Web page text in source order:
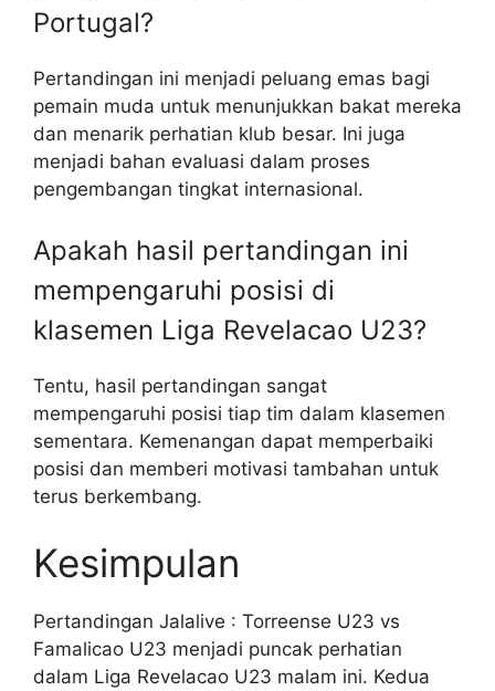
Portugal?
Pertandingan ini menjadi peluang emas bagi
pemain muda untuk menunjukkan bakat mereka
dan menarik perhatian klub besar. Ini juga
menjadi bahan evaluasi dalam proses
pengembangan tingkat internasional.
Apakah hasil pertandingan ini
mempengaruhi posisi di
klasemen Liga Revelacao U23?
Tentu, hasil pertandingan sangat
mempengaruhi posisi tiap tim dalam klasemen
sementara. Kemenangan dapat memperbaiki
posisi dan memberi motivasi tambahan untuk
terus berkembang.
Kesimpulan
Pertandingan Jalalive : Torreense U23 vs
Famalicao U23 menjadi puncak perhatian
dalam Liga Revelacao U23 malam ini. Kedua